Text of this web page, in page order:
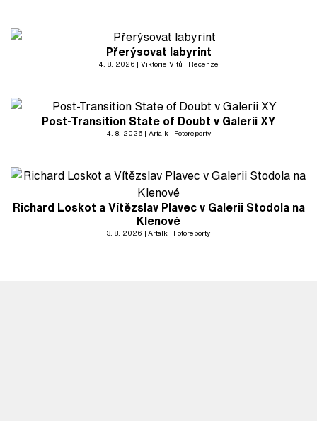
Přerýsovat labyrint
4. 8. 2026 Viktorie Vítů Recenze
Post-Transition State of Doubt v Galerii XY
4. 8. 2026 Artalk Fotoreporty
Richard Loskot a Vítězslav Plavec v Galerii Stodola na
Klenové
3. 8. 2026 Artalk Fotoreporty